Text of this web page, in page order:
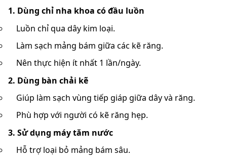
1. Dùng chỉ nha khoa có đầu luồn
Luồn chỉ qua dây kim loại.
Làm sạch mảng bám giữa các kẽ răng.
Nên thực hiện ít nhất 1 lần/ngày.
2. Dùng bàn chải kẽ
Giúp làm sạch vùng tiếp giáp giữa dây và răng.
Phù hợp với người có kẽ răng hẹp.
3. Sử dụng máy tăm nước
Hỗ trợ loại bỏ mảng bám sâu.